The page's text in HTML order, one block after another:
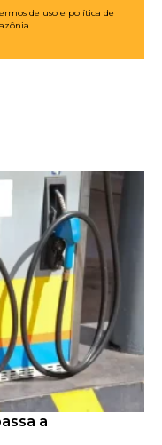
de uso e política de
a